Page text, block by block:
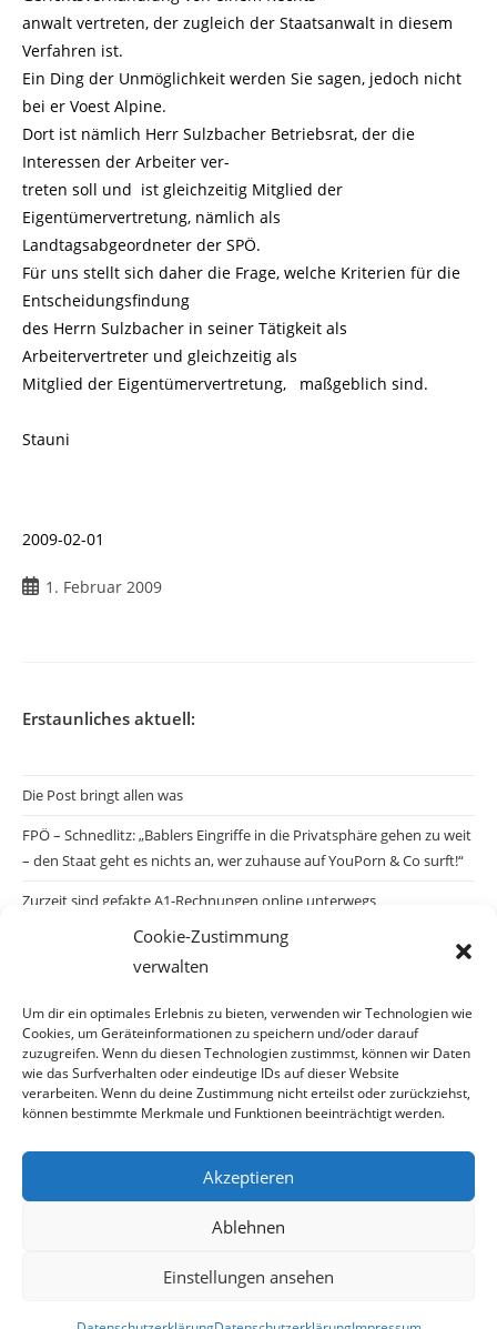
Cookie-Zustimmung
verwalten
Um dir ein optimales Erlebnis zu bieten, verwenden wir Technologien wie
Cookies, um Geräteinformationen zu speichern und/oder darauf
zuzugreifen. Wenn du diesen Technologien zustimmst, können wir Daten
wie das Surfverhalten oder eindeutige IDs auf dieser Website
verarbeiten. Wenn du deine Zustimmung nicht erteilst oder zurückziehst,
können bestimmte Merkmale und Funktionen beeinträchtigt werden.
Akzeptieren
Ablehnen
Einstellungen ansehen
anwalt vertreten, der zugleich der Staatsanwalt in diesem
Verfahren ist.
Ein Ding der Unmöglichkeit werden Sie sagen, jedoch nicht
bei er Voest Alpine.
Dort ist nämlich Herr Sulzbacher Betriebsrat, der die
Interessen der Arbeiter ver-
treten soll und ist gleichzeitig Mitglied der
Eigentümervertretung, nämlich als
Landtagsabgeordneter der SPÖ.
Für uns stellt sich daher die Frage, welche Kriterien für die
Entscheidungsfindung
des Herrn Sulzbacher in seiner Tätigkeit als
Arbeitervertreter und gleichzeitig als
Mitglied der Eigentümervertretung, maßgeblich sind.
Stauni
2009-02-01
1. Februar 2009
Erstaunliches aktuell:
Die Post bringt allen was
FPÖ – Schnedlitz: „Bablers Eingriffe in die Privatsphäre gehen zu weit
– den Staat geht es nichts an, wer zuhause auf YouPorn & Co surft!“
Zurzeit sind gefakte A1-Rechnungen online unterwegs
Salzburgs Juden und ihre Sicherheit: „Erst nach einem Anschlag wäre
die Gefahr endlich konkret!“
Biologisches Wunder in Ceuta
Ein vermeintliches Abschiebemärchen
Archiv
© Copyright 2026 · Auch Ihre Information ist uns wichtig! Haben Sie eine